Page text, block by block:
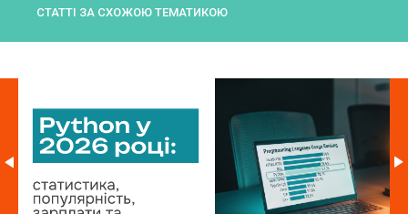
СТАТТІ ЗА СХОЖОЮ ТЕМАТИКОЮ